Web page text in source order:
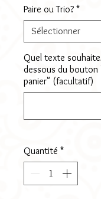
Paire ou Trio? *
Quel texte
dessous du bouton
panier" (facultatif)
Quantité *